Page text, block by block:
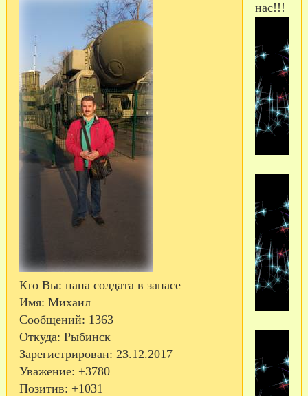
Кто Вы: папа солдата в запасе
Имя: Михаил
Сообщений: 1363
Откуда: Рыбинск
Зарегистрирован: 23.12.2017
Уважение: +3780
Позитив: +1031
нас!!!